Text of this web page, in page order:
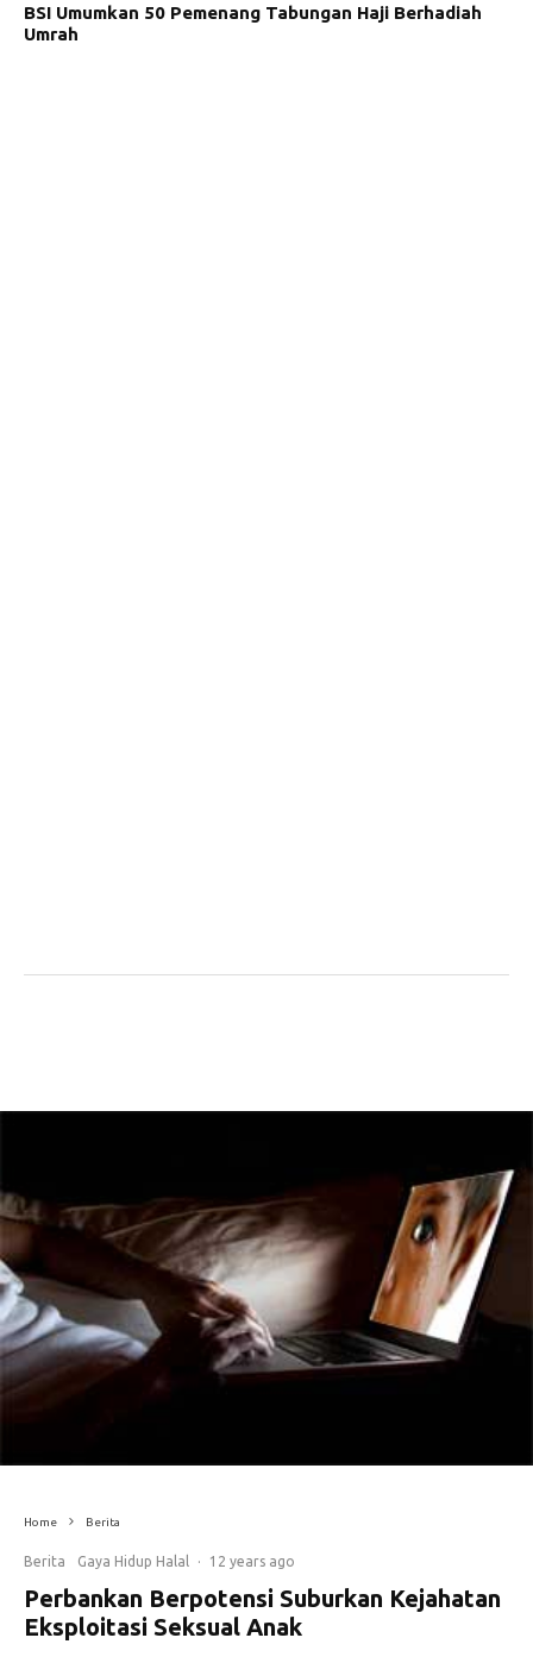
BSI Umumkan 50 Pemenang Tabungan Haji Berhadiah
Umrah
Home Berita
Berita Gaya Hidup Halal · 12 years ago
Perbankan Berpotensi Suburkan Kejahatan
Eksploitasi Seksual Anak